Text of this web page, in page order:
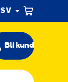
SV
Bli kund